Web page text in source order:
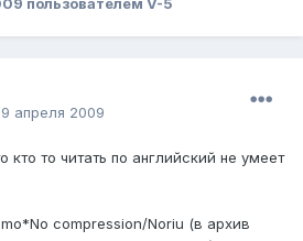
пользователем V-5
апреля 2009
кто то читать по английский не умеет
compression/Noriu (в архив